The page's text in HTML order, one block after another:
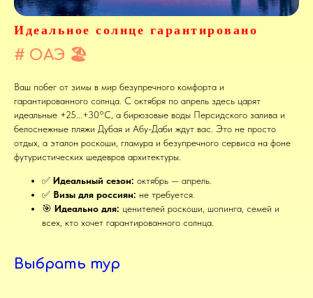
Идеальное солнце гарантировано
# ОАЭ 🏖️
Ваш побег от зимы в мир безупречного комфорта и
гарантированного солнца. С октября по апрель здесь царят
идеальные +25...+30°C, а бирюзовые воды Персидского залива и
белоснежные пляжи Дубая и Абу-Даби ждут вас. Это не просто
отдых, а эталон роскоши, гламура и безупречного сервиса на фоне
футуристических шедевров архитектуры.
✅ Идеальный сезон: октябрь — апрель.
✅ Визы для россиян: не требуется.
🎯 Идеально для: ценителей роскоши, шопинга, семей и
всех, кто хочет гарантированного солнца.
Выбрать тур